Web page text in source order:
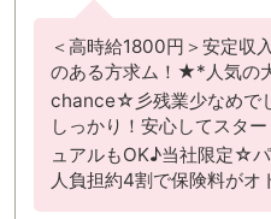
＜高時給1800円＞安定
のある方求ム！★*人気の
chance☆彡残業少なめで
しっかり！安心してスタ
ュアルもOK♪当社限定☆
人負担約4割で保険料がオ